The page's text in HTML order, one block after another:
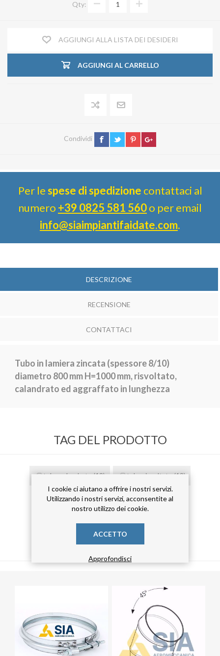
Qty:
AGGIUNGI ALLA LISTA DEI DESIDERI
AGGIUNGI AL CARRELLO
Condividi
Per lespese di spedizione contattaci al
numero +39 0825 581 560o per email
info@siaimpiantifaidate.com.
DESCRIZIONE
RECENSIONE
CONTATTACI
Tubo in lamiera zincata (spessore 8/10)
diametro 800 mm H=1000 mm, risvoltato,
calandrato ed aggraffato in lunghezza
TAG DEL PRODOTTO
tubo calandrato(19) tubo risvoltato(19)
tubo zincato(19)
PRODOTTI CORRELATI
I cookie ci aiutano a offrire i nostri servizi.
Utilizzando i nostri servizi, acconsentite al
nostro utilizzo dei cookie.
ACCETTO
Approfondisci